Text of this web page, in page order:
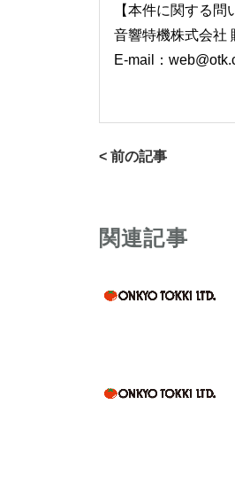
【本件に関する問
音響特機株式会社
E-mail：
< 前の記事
関連記事